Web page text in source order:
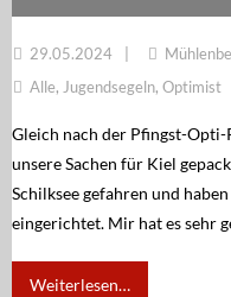
29.05.2024
Alle, Jugendsegeln, Optimist
Gleich nach der Pfingst-
unsere Sachen für Kiel
Schilksee gefahren und
eingerichtet. Mir hat es sehr
Weiterlesen…